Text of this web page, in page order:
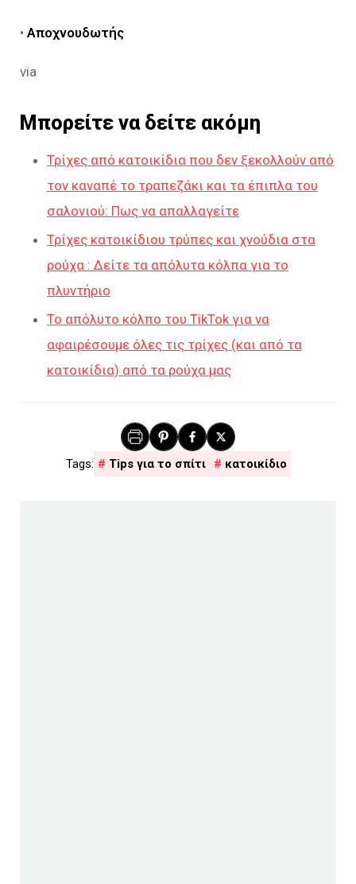
• Αποχνουδωτής
via
Μπορείτε να δείτε ακόμη
Τρίχες από κατοικίδια που δεν ξεκολλούν από
τον καναπέ το τραπεζάκι και τα έπιπλα του
σαλονιού: Πως να απαλλαγείτε
Τρίχες κατοικίδιου τρύπες και χνούδια στα
ρούχα : Δείτε τα απόλυτα κόλπα για το
πλυντήριο
Το απόλυτο κόλπο του TikTok για να
αφαιρέσουμε όλες τις τρίχες (και από τα
κατοικίδια) από τα ρούχα μας
Tips για το σπίτι κατοικίδιο